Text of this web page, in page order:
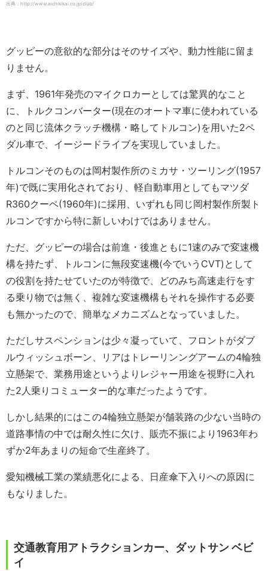
出典：http://www.aichikikai.co.jp/club/
グッピーの意欲的な部分はそのサイズや、動力性能に留ま
りません。
まず、1961年発売のマイクロカーとしては驚異的なこと
に、トルクコンバーター(現在のオートマ車に使われている
のと同じ流体クラッチ機構・略してトルコン)を用いた2ペ
ダル車で、イージードライブを実現していました。
トルコンそのものは岡村製作所のミカサ・ツーリング(1957
年)で既に実用化されており、軽自動車用としてもマツダ
R360クーペ(1960年)に採用、いずれも同じ岡村製作所製ト
ルコンですから特に新しいわけではありません。
ただ、グッピーの場合は前進・後進ともに1速のみで変速機
構を持たず、トルコンに無段変速機(今でいうCVT)として
の役割を持たせていたのが特徴で、どのみち高速走行をす
る乗り物では無く、複雑な変速機構もそれを操作する必要
も無かったので、簡単なメカニズムとなっていました。
ただしサスペンションは少々凝っていて、フロントがダブ
ルウィッシュボーン、リアはトレーリンングアームの4輪独
立懸架で、業務用途というよりレジャー用途を視野に入れ
た2人乗りコミューター的な車だったようです。
しかし結果的にはこの4輪独立懸架が舗装路の少ない当時の
道路事情の中では耐久性に欠け、販売不振により1963年わ
ずか2年あまりの短命で生産終了。
愛知機械工業の業績悪化による、日産傘下入りへの原因に
もなりました。
交通教育用アトラクションカー、ダットサン ベビ
イ